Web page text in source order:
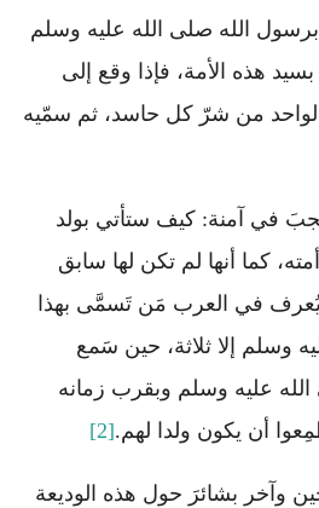
الله صلى الله عليه وسلم
هذه الأمة، فإذا وقع إلى
من شرّ كل حاسد، ثم سمّيه
في آمنة: كيف ستأتي بولد
كما أنها لم تكن لها سابق
في العرب مَن تَسمَّى بهذا
وسلم إلا ثلاثة، حين سَمع
عليه وسلم وبقرب زمانه
أن يكون ولدا لهم.[2]
وآخر بشائرَ حول هذه الوديعة